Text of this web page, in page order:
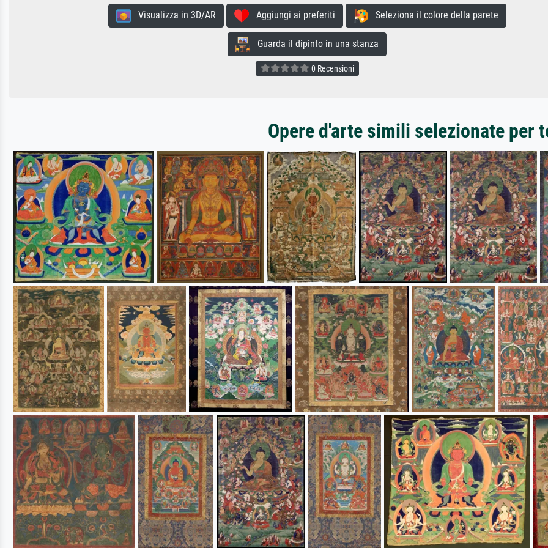
Visualizza in 3D/AR Aggiungi ai preferiti Seleziona il colore della parete
Guarda il dipinto in una stanza
0 Recensioni
Opere d'arte simili selezionate per